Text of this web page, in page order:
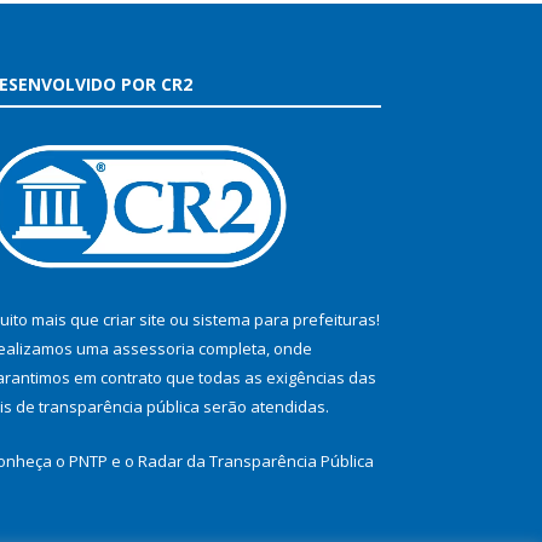
POR CR2
mais que criar site ou sistema para prefeituras!
uma assessoria completa, onde
em contrato que todas as exigências das
de transparência pública serão atendidas.
o PNTP e o Radar da Transparência Pública